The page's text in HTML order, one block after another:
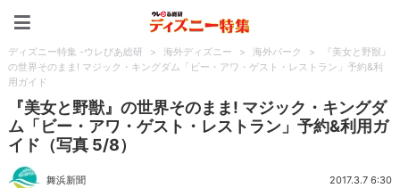
ディズニー特集 -ウレぴあ総研 > 海外ディズニー > 海外パーク >
『美女と野獣』
の世界そのまま! マジック・キングダム「ビー・アワ・ゲスト・レストラン」予約&利
用ガイド
『美女と野獣』の世界そのまま! マジック・キングダ
ム「ビー・アワ・ゲスト・レストラン」予約&利用ガ
イド（写真 5/8）
舞浜新聞 2017.3.7 6:30